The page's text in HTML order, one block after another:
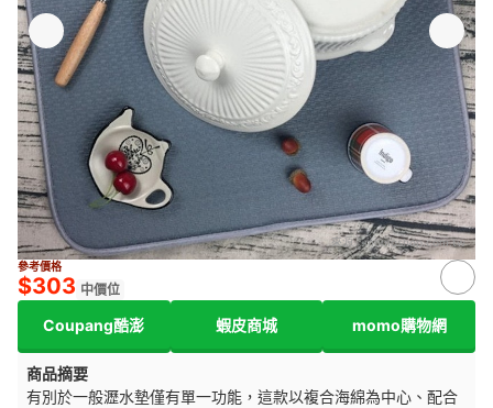
來源：momoshop.com.tw
參考價格
$303 中價位
Coupang酷澎 蝦皮商城 momo購物網
商品摘要
有別於一般瀝水墊僅有單一功能，這款以複合海綿為中心、配合